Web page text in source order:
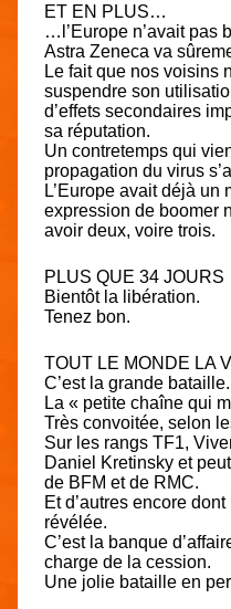
ET EN PLUS…
…l’Europe n’avait pas
Astra Zeneca va
Le fait que nos voisins
suspendre son
d’effets secondaires
sa réputation.
Un contretemps qui
propagation du virus
L’Europe avait déjà un
expression de boomer
avoir deux, voire trois.
PLUS QUE 34 JOURS
Bientôt la libération.
Tenez bon.
TOUT LE MONDE LA
C’est la grande bataille.
La « petite chaîne qui
Très convoitée, selon
Sur les rangs TF1,
Daniel Kretinsky et
de BFM et de RMC.
Et d’autres encore
révélée.
C’est la banque
charge de la cession.
Une jolie bataille en